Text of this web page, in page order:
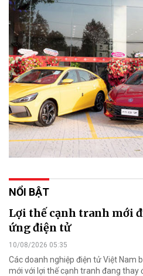
NỔI BẬT
Lợi thế cạnh tranh mới
ứng điện tử
10/08/2026 05:35
Các doanh nghiệp điện tử Việt Nam
mới với lợi thế cạnh tranh đang thay